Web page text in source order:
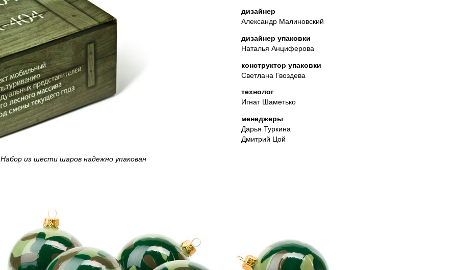
Набор из шести шаров надежно упакован
дизайнер
Александр Малиновский
дизайнер упаковки
Наталья Анциферова
конструктор упаковки
Светлана Гвоздева
технолог
Игнат Шаметько
менеджеры
Дарья Туркина
Дмитрий Цой